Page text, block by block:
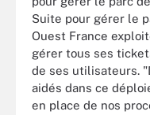
Suite pour gérer le
Ouest France
gérer tous ses
de ses utilisateurs.
aidés dans ce
en place de nos